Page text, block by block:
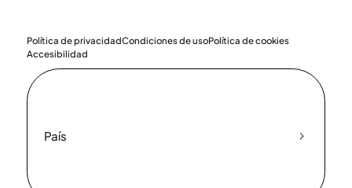
Política de privacidadCondiciones de usoPolítica de cookies
Accesibilidad
País